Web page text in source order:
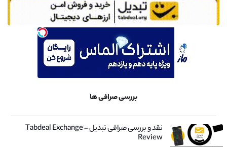
بررسی صرافی ها
نقد و بررسی صرافی تبدیل – Tabdeal Exchange
Review